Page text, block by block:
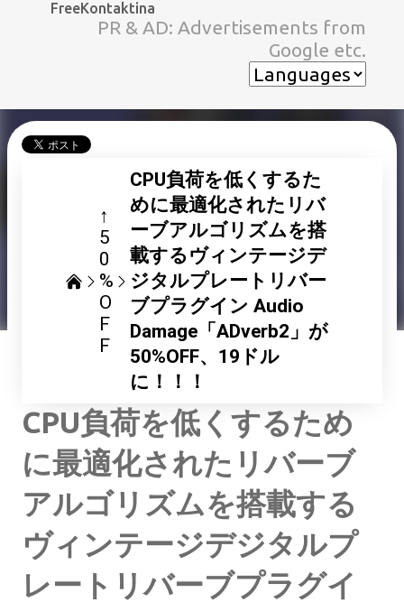
スキップしてメイン コンテンツに移動
FreeKontaktina
PR & AD: Advertisements from
Google etc.
↑
5
0
%
O
F
F
CPU負荷を低くするた
めに最適化されたリバ
ーブアルゴリズムを搭
載するヴィンテージデ
ジタルプレートリバー
ブプラグイン Audio
Damage「ADverb2」が
50%OFF、19ドル
に！！！
CPU負荷を低くするため
に最適化されたリバーブ
アルゴリズムを搭載する
ヴィンテージデジタルプ
レートリバーブプラグイ